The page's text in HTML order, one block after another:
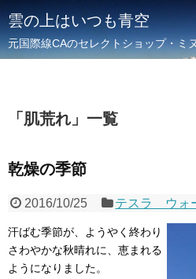
雲の上はいつも青空
元国際線CAのセレクトショップ・
「 肌荒れ」 一覧
乾燥の季節
2016/10/25 テスラ ウォ
汗ばむ季節が、ようやく終わり
さわやかな秋晴れに、恵まれる
ようになりました。